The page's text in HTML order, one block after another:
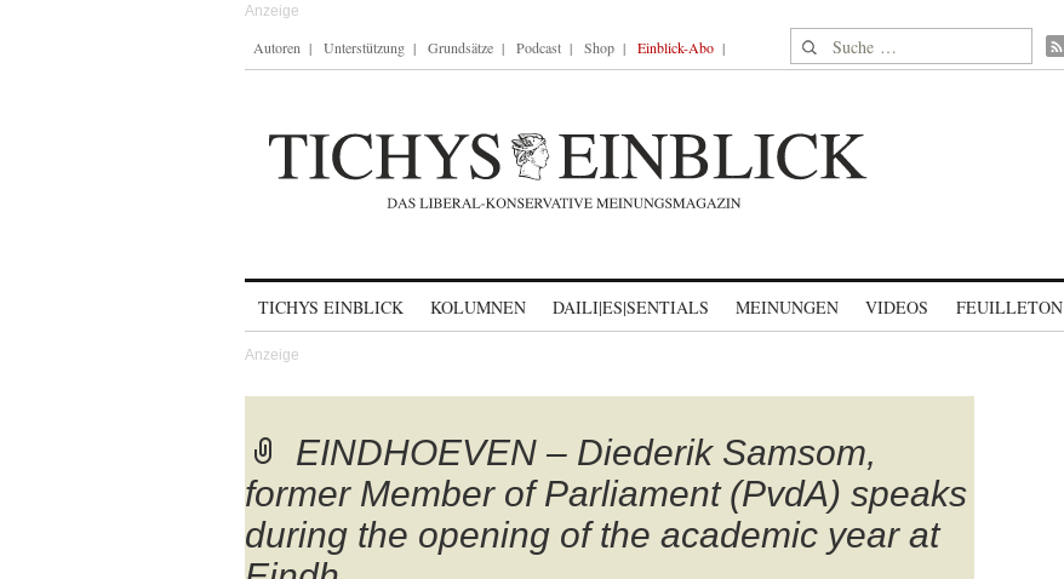
Autoren Unterstützung Grundsätze Podcast Shop Einblick-Abo Suche nach:
TICHYS EINBLICK KOLUMNEN DAILI|ES|SENTIALS MEINUNGEN VIDEOS FEUILLETON
EINDHOEVEN – Diederik Samsom,
former Member of Parliament (PvdA) speaks
during the opening of the academic year at